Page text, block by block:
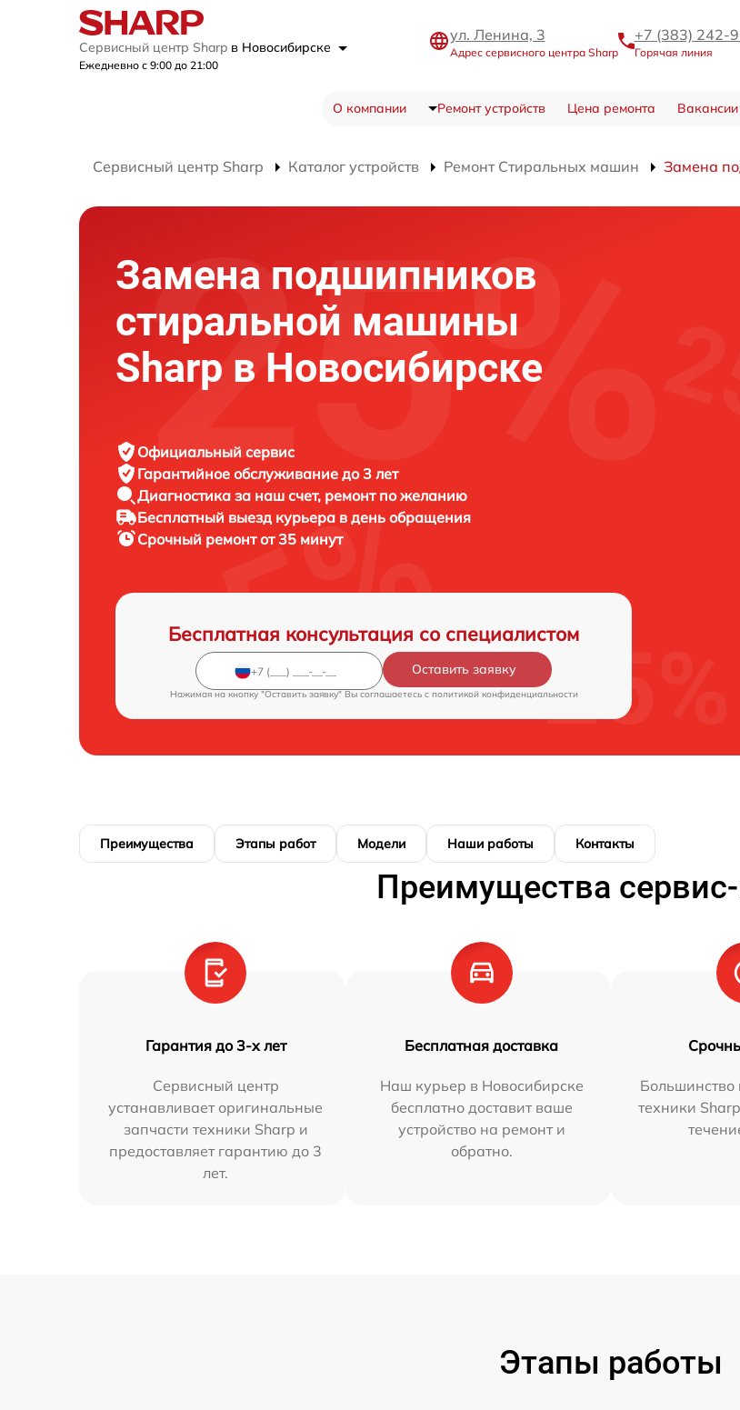
Сервисный центр Sharp в Новосибирске
Ежедневно с 9:00 до 21:00
ул. Ленина, 3
Адрес сервисного центра Sharp
+7 (383) 242-
Горячая линия
О компании Ремонт устройств Цена ремонта Вакансии
Сервисный центр Sharp Каталог устройств Ремонт Стиральных машин Замена
Замена подшипников
стиральной машины
Sharp в Новосибирске
Официальный сервис
Гарантийное обслуживание до 3 лет
Диагностика за наш счет, ремонт по желанию
Бесплатный выезд курьера в день обращения
Срочный ремонтот 35 минут
Бесплатная консультация со специалистом
Оставить заявку
Нажимая на кнопку "Оставить заявку" Вы соглашаетесь c политикой конфиденциальности
Преимущества Этапы работ Модели Наши работы Контакты
Преимущества
Гарантия до 3-х лет
Сервисный центр
устанавливает оригинальные
запчасти техники Sharp и
предоставляет гарантию до 3
лет.
Бесплатная доставка
Наш курьер в Новосибирске
бесплатно доставит ваше
устройство на ремонт и
обратно.
Большинство
техники
Этапы работы